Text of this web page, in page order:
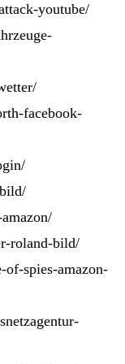
youtube/
facebook-
roland-bild/
of-spies-amazon-